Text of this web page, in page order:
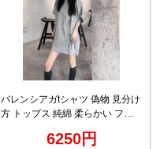
バレンシアガtシャツ 偽物 見分け
方 トップス 純綿 柔らかい フー
6250円